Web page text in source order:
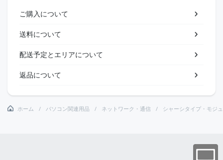
ご購入について
送料について
配送予定とエリアについて
返品について
ホーム パソコン関連用品 ネットワーク・通信 シャーシタイプ・モジ